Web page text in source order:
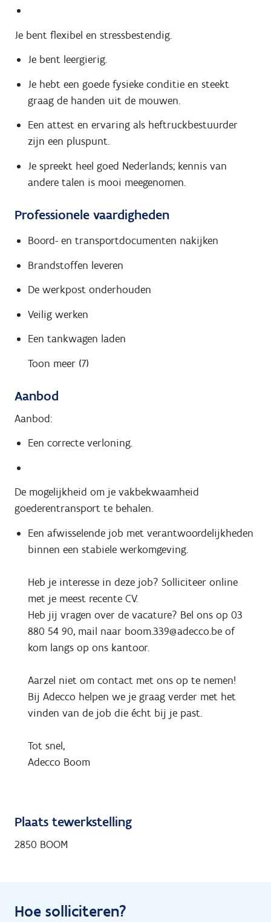
Je bent flexibel en stressbestendig.
Je bent leergierig.
Je hebt een goede fysieke conditie en steekt
graag de handen uit de mouwen.
Een attest en ervaring als heftruckbestuurder
zijn een pluspunt.
Je spreekt heel goed Nederlands; kennis van
andere talen is mooi meegenomen.
Professionele vaardigheden
Boord- en transportdocumenten nakijken
Brandstoffen leveren
De werkpost onderhouden
Veilig werken
Een tankwagen laden
Toon meer (7)
Aanbod
Aanbod:
Een correcte verloning.
De mogelijkheid om je vakbekwaamheid
goederentransport te behalen.
Een afwisselende job met verantwoordelijkheden
binnen een stabiele werkomgeving.
Heb je interesse in deze job? Solliciteer online
met je meest recente CV.
Heb jij vragen over de vacature? Bel ons op 03
880 54 90, mail naar boom.339@adecco.be of
kom langs op ons kantoor.
Aarzel niet om contact met ons op te nemen!
Bij Adecco helpen we je graag verder met het
vinden van de job die écht bij je past.
Tot snel,
Adecco Boom
Plaats tewerkstelling
2850 BOOM
Hoe solliciteren?